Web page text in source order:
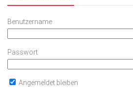
Benutzername
Passwort
Angemeldet bleiben